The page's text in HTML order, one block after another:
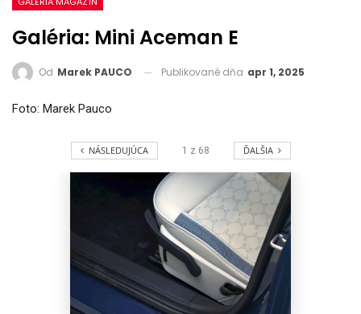
Galéria: Mini Aceman E
Od Marek PAUCO Publikované dňa apr 1, 2025
Foto: Marek Pauco
NÁSLEDUJÚCA 1 z 68 ĎALŠIA